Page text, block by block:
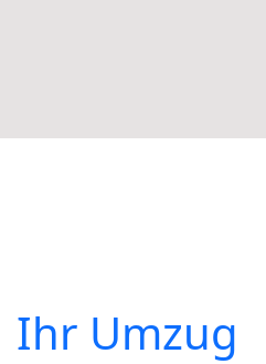
Ihr Umzug